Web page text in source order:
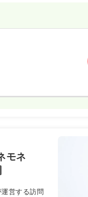
モネ
運営する訪問